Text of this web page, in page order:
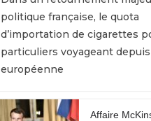
politique française, le quota
d’importation de cigarettes
particuliers voyageant depuis
européenne
Affaire